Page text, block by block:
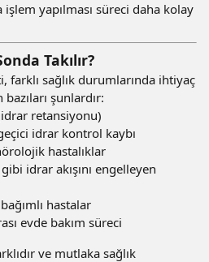
yapılması süreci daha kolay
Takılır?
farklı sağlık durumlarında ihtiyaç
şunlardır:
retansiyonu)
idrar kontrol kaybı
hastalıklar
idrar akışını engelleyen
hastalar
evde bakım süreci
ve mutlaka sağlık